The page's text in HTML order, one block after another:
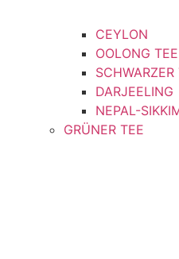
CEYLON
OOLONG TEE
DARJEELING
NEPAL-
GRÜNER TEE